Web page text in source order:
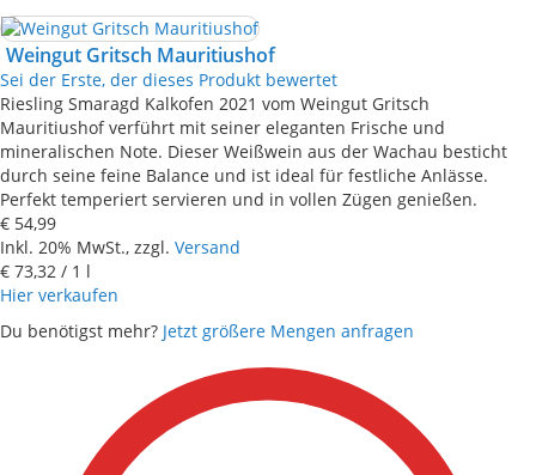
Weingut Gritsch Mauritiushof
Sei der Erste, der dieses Produkt bewertet
Riesling Smaragd Kalkofen 2021 vom Weingut Gritsch
Mauritiushof verführt mit seiner eleganten Frische und
mineralischen Note. Dieser Weißwein aus der Wachau besticht
durch seine feine Balance und ist ideal für festliche Anlässe.
Perfekt temperiert servieren und in vollen Zügen genießen.
€ 54,99
Inkl. 20% MwSt., zzgl. Versand
€ 73,32 / 1 l
Hier verkaufen
Du benötigst mehr? Jetzt größere Mengen anfragen